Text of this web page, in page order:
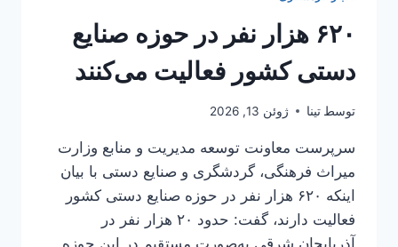
۶۲۰ هزار نفر در حوزه صنایع
دستی کشور فعالیت می‌کنند
توسط تینا ژوئن 13, 2026
سرپرست معاونت توسعه مدیریت و منابع وزارت
میراث فرهنگی، گردشگری و صنایع دستی با بیان
اینکه ۶۲۰ هزار نفر در حوزه صنایع دستی کشور
فعالیت دارند، گفت: حدود ۲۰ هزار نفر در
آذربایجان شرقی به‌صورت مستقیم در این حوزه